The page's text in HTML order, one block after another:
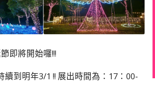
即將開始囉!!!
續到明年3/1 !! 展出時間為：17：00-